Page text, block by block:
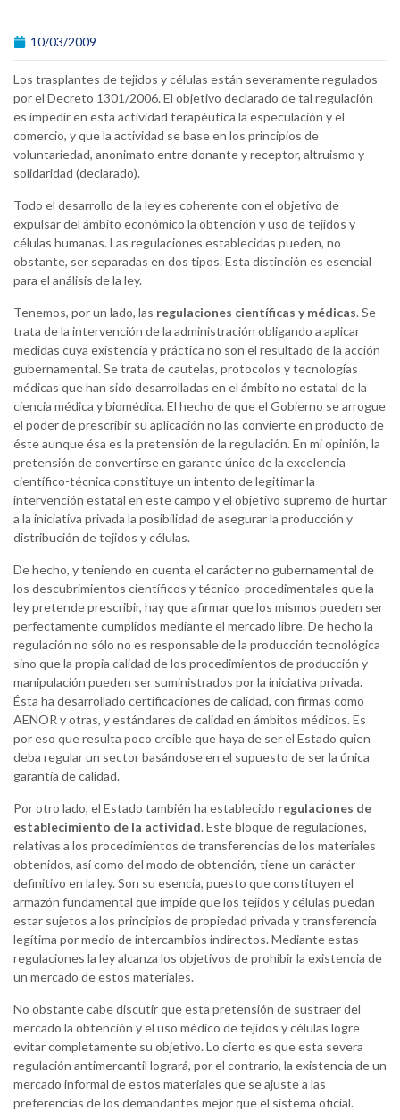
10/03/2009
Los trasplantes de tejidos y células están severamente regulados
por el Decreto 1301/2006. El objetivo declarado de tal regulación
es impedir en esta actividad terapéutica la especulación y el
comercio, y que la actividad se base en los principios de
voluntariedad, anonimato entre donante y receptor, altruismo y
solidaridad (declarado).
Todo el desarrollo de la ley es coherente con el objetivo de
expulsar del ámbito económico la obtención y uso de tejidos y
células humanas. Las regulaciones establecidas pueden, no
obstante, ser separadas en dos tipos. Esta distinción es esencial
para el análisis de la ley.
Tenemos, por un lado, las regulaciones científicas y médicas. Se
trata de la intervención de la administración obligando a aplicar
medidas cuya existencia y práctica no son el resultado de la acción
gubernamental. Se trata de cautelas, protocolos y tecnologías
médicas que han sido desarrolladas en el ámbito no estatal de la
ciencia médica y biomédica. El hecho de que el Gobierno se arrogue
el poder de prescribir su aplicación no las convierte en producto de
éste aunque ésa es la pretensión de la regulación. En mi opinión, la
pretensión de convertirse en garante único de la excelencia
científico-técnica constituye un intento de legitimar la
intervención estatal en este campo y el objetivo supremo de hurtar
a la iniciativa privada la posibilidad de asegurar la producción y
distribución de tejidos y células.
De hecho, y teniendo en cuenta el carácter no gubernamental de
los descubrimientos científicos y técnico-procedimentales que la
ley pretende prescribir, hay que afirmar que los mismos pueden ser
perfectamente cumplidos mediante el mercado libre. De hecho la
regulación no sólo no es responsable de la producción tecnológica
sino que la propia calidad de los procedimientos de producción y
manipulación pueden ser suministrados por la iniciativa privada.
Ésta ha desarrollado certificaciones de calidad, con firmas como
AENOR y otras, y estándares de calidad en ámbitos médicos. Es
por eso que resulta poco creíble que haya de ser el Estado quien
deba regular un sector basándose en el supuesto de ser la única
garantía de calidad.
Por otro lado, el Estado también ha establecido regulaciones de
establecimiento de la actividad. Este bloque de regulaciones,
relativas a los procedimientos de transferencias de los materiales
obtenidos, así como del modo de obtención, tiene un carácter
definitivo en la ley. Son su esencia, puesto que constituyen el
armazón fundamental que impide que los tejidos y células puedan
estar sujetos a los principios de propiedad privada y transferencia
legítima por medio de intercambios indirectos. Mediante estas
regulaciones la ley alcanza los objetivos de prohibir la existencia de
un mercado de estos materiales.
No obstante cabe discutir que esta pretensión de sustraer del
mercado la obtención y el uso médico de tejidos y células logre
evitar completamente su objetivo. Lo cierto es que esta severa
regulación antimercantil logrará, por el contrario, la existencia de un
mercado informal de estos materiales que se ajuste a las
preferencias de los demandantes mejor que el sistema oficial.